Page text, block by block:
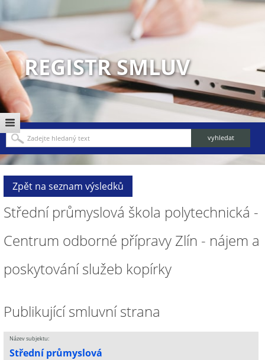
REGISTR SMLUV
Zpět na seznam výsledků
Střední průmyslová škola polytechnická -
Centrum odborné přípravy Zlín - nájem a
poskytování služeb kopírky
Publikující smluvní strana
Název subjektu:
Střední průmyslová